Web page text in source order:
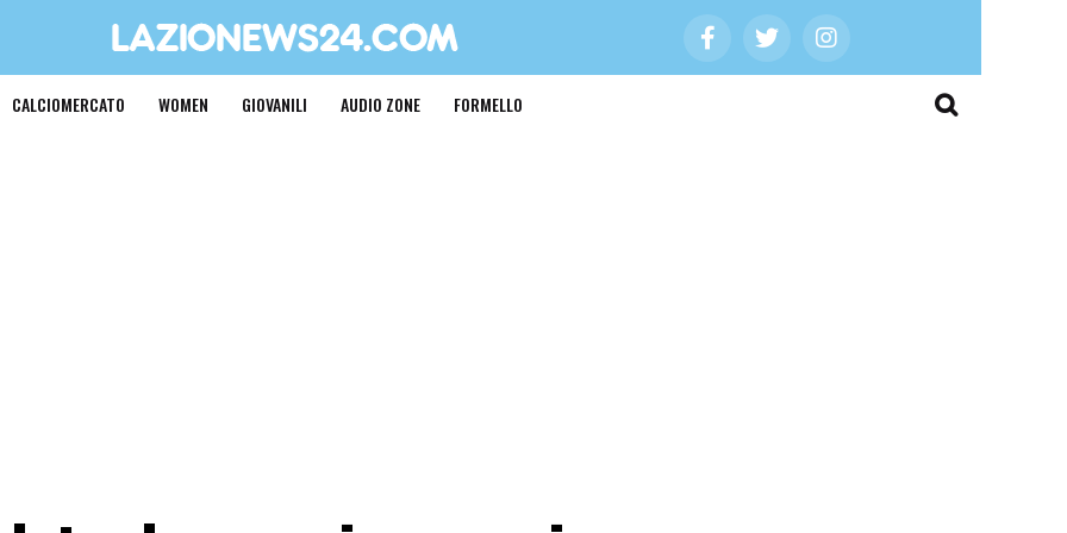
CALCIOMERCATO WOMEN GIOVANILI AUDIO ZONE FORMELLO